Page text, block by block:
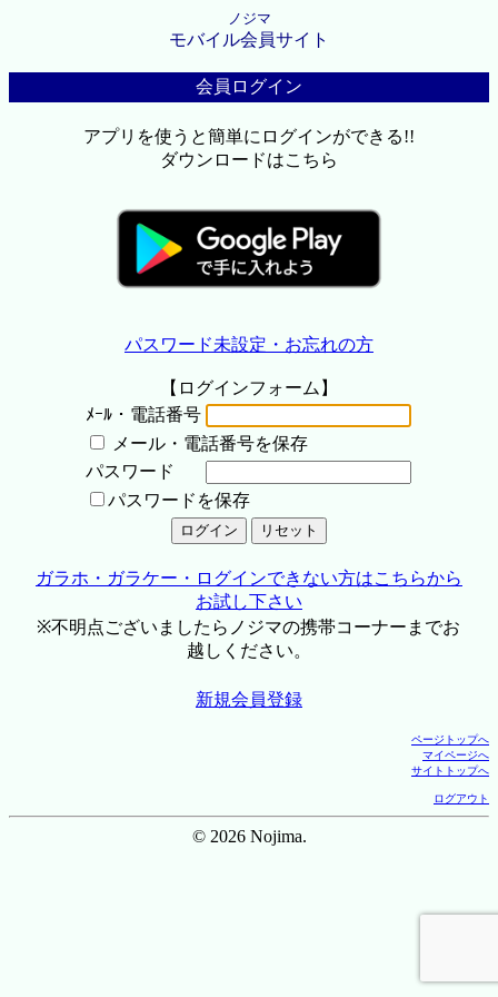
ノジマ
モバイル会員サイト
会員ログイン
アプリを使うと簡単にログインができる!!
ダウンロードはこちら
パスワード未設定・お忘れの方
【ログインフォーム】
ﾒｰﾙ・電話番号
メール・電話番号を保存
パスワード
パスワードを保存
ガラホ・ガラケー・ログインできない方はこちらから
お試し下さい
※不明点ございましたらノジマの携帯コーナーまでお
越しください。
新規会員登録
ページトップへ
マイページへ
サイトトップへ
ログアウト
© 2026 Nojima.